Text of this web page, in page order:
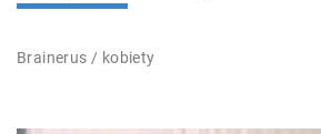
Brainerus / kobiety